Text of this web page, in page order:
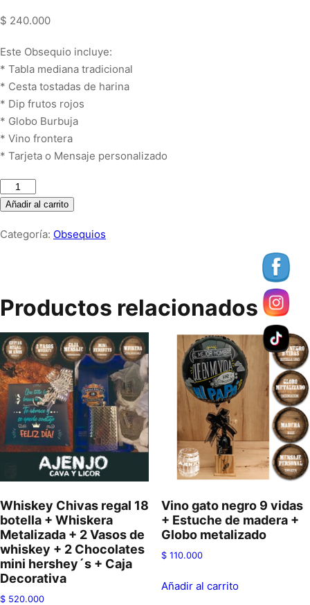
$ 240.000
Este Obsequio incluye:
* Tabla mediana tradicional
* Cesta tostadas de harina
* Dip frutos rojos
* Globo Burbuja
* Vino frontera
* Tarjeta o Mensaje personalizado
Tabla
mediana
+
Globo
cantidad
Añadir al carrito
Categoría: Obsequios
Productos relacionados
Whiskey Chivas regal 18
botella + Whiskera
Metalizada + 2 Vasos de
whiskey + 2 Chocolates
mini hershey´s + Caja
Decorativa
$ 520.000
Vino gato negro 9 vidas
+ Estuche de madera +
Globo metalizado
$110.000
Añadir al carrito